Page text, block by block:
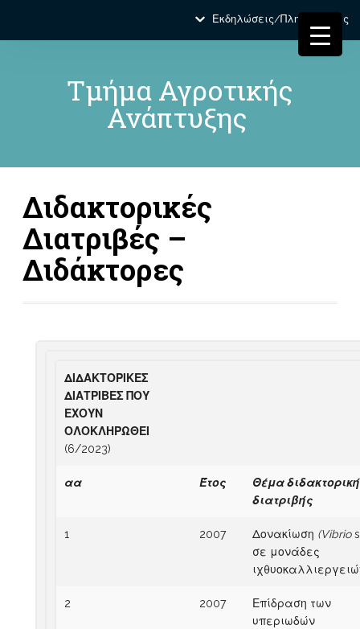
Εκδηλώσεις/Πληροφορίες
Τμήμα Αγροτικής
Ανάπτυξης
Διδακτορικές
Διατριβές –
Διδάκτορες
ΔΙΔΑΚΤΟΡΙΚΕΣ
ΔΙΑΤΡΙΒΕΣ ΠΟΥ
ΕΧΟΥΝ
ΟΛΟΚΛΗΡΩΘΕΙ
(6/2023)
αα Έτος
Θέμα
διατριβής
1 2007 Δονακίωση (Vibrio
σε μονάδες
2 2007
Επίδραση των
υπεριωδών